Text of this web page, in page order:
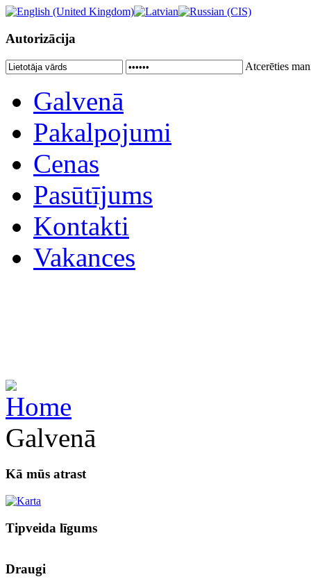
Autorizācija
Atcerēties
Galvenā
Pakalpojumi
Cenas
Pasūtījums
Kontakti
Vakances
Galvenā
Kā mūs atrast
Tipveida līgums
Draugi